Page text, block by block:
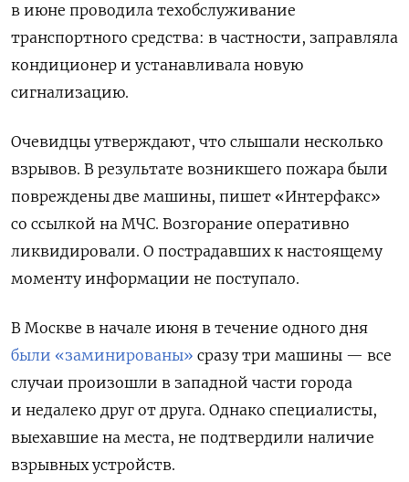
в июне проводила техобслуживание
транспортного средства: в частности, заправляла
кондиционер и устанавливала новую
сигнализацию.
Очевидцы утверждают, что слышали несколько
взрывов. В результате возникшего пожара были
повреждены две машины, пишет «Интерфакс»
со ссылкой на МЧС. Возгорание оперативно
ликвидировали. О пострадавших к настоящему
моменту информации не поступало.
В Москве в начале июня в течение одного дня
были «заминированы» сразу три машины — все
случаи произошли в западной части города
и недалеко друг от друга. Однако специалисты,
выехавшие на места, не подтвердили наличие
взрывных устройств.